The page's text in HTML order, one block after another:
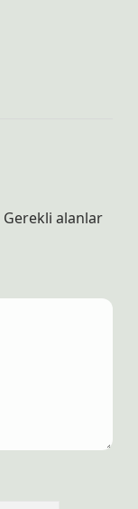
Gerekli alanlar